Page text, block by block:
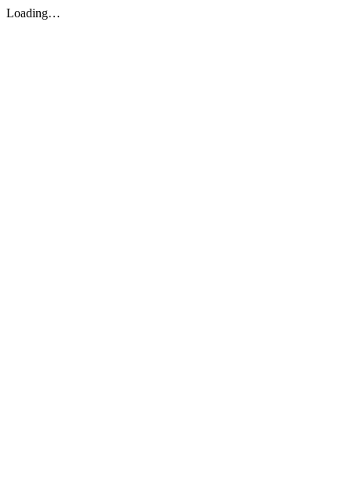
Loading…